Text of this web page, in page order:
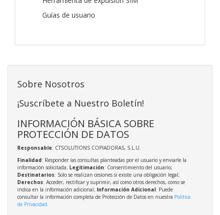
Guías de usuario
Sobre Nosotros
¡Suscríbete a Nuestro Boletín!
INFORMACIÓN BÁSICA SOBRE
PROTECCIÓN DE DATOS
Responsable: CTSOLUTIONS COPIADORAS, S.L.U.
Finalidad: Responder las consultas planteadas por el usuario y enviarle la
información solicitada; Legitimación: Consentimiento del usuario;
Destinatarios: Solo se realizan cesiones si existe una obligación legal;
Derechos: Acceder, rectificar y suprimir, así como otros derechos, como se
indica en la información adicional; Información Adicional: Puede
consultar la información completa de Protección de Datos en nuestra Política
de Privacidad